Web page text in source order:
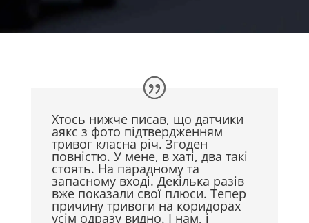
Хтось нижче писав, що датчики
аякс з фото підтвердженням
тривог класна річ. Згоден
повністю. У мене, в хаті, два такі
стоять. На парадному та
запасному вході. Декілька разів
вже показали свої плюси. Тепер
причину тривоги на коридорах
усім одразу видно. І нам, і